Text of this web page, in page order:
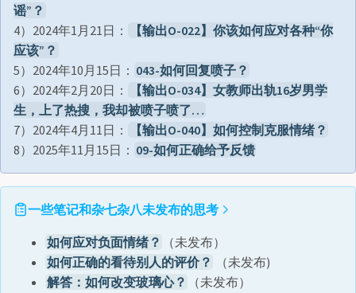
谣”？
4）2024年1月21日：
【输出O-022】你该如何应对各种“你
应该”？
5）2024年10月15日： 043-如何回复喷子？
6）2024年2月20日：
【输出O-034】女教师出轨16岁男学
生，上了热搜，我却被喷子喷了…
7）2024年4月11日：
【输出O-040】如何控制克服情绪？
8）2025年11月15日： 09-如何正确给予反馈
一些笔记和杂七杂八未发布的思考
如何应对负面情绪？
（未发布）
如何正确的看待别人的评价？
（未发布)
解答：如何改变玻璃心？
（未发布）